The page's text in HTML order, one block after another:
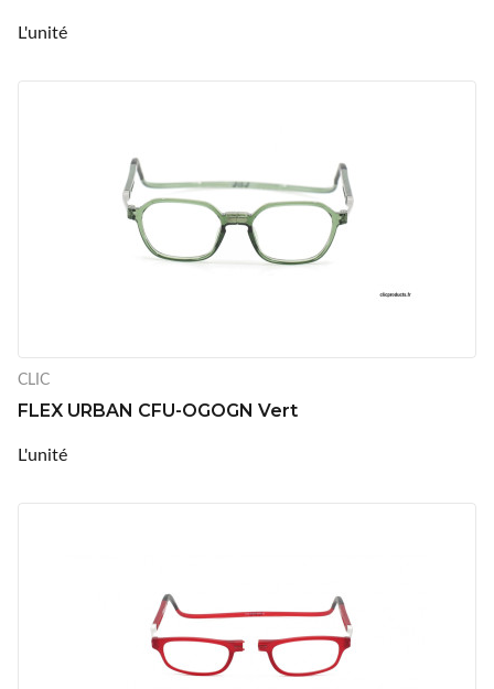
L'unité
CLIC
FLEX URBAN CFU-OGOGN Vert
L'unité